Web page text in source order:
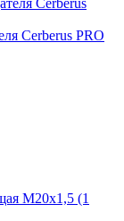
Cerberus PRO